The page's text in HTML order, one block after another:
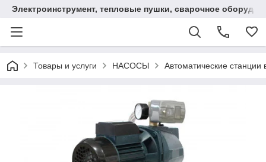
Электроинструмент, тепловые пушки, сварочное
Товары и услуги НАСОСЫ Автоматические станции